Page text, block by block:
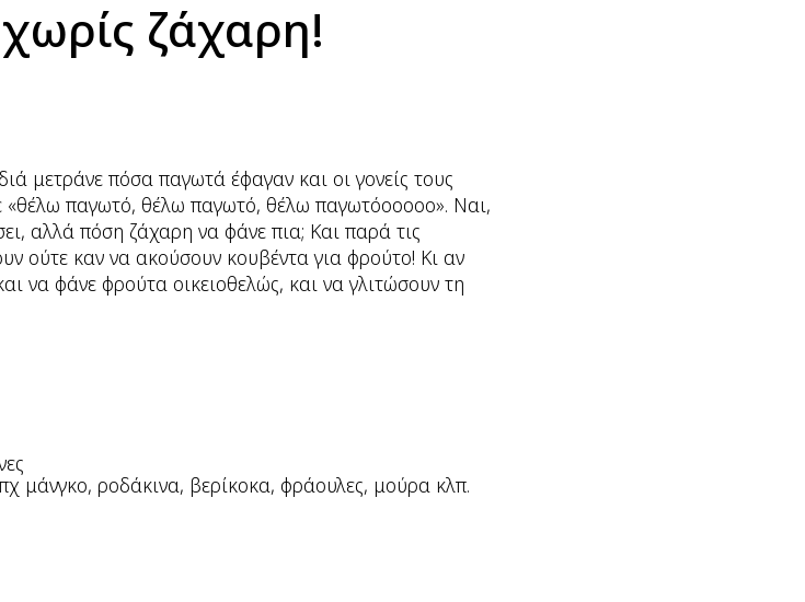
ζάχαρη!
μετράνε πόσα παγωτά έφαγαν και οι γονείς τους
«θέλω παγωτό, θέλω παγωτό, θέλω παγωτόοοοοο». Ναι,
αλλά πόση ζάχαρη να φάνε πια; Και παρά τις
ούτε καν να ακούσουν κουβέντα για φρούτο! Κι αν
να φάνε φρούτα οικειοθελώς, και να γλιτώσουν τη
μάνγκο, ροδάκινα, βερίκοκα, φράουλες, μούρα κλπ.